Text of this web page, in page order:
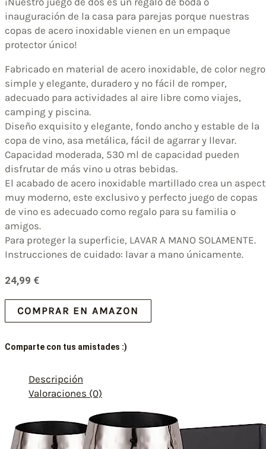
inauguración de la casa para parejas porque nuestras
copas de acero inoxidable vienen en un empaque
protector único!
Fabricado en material de acero inoxidable, de color
simple y elegante, duradero y no fácil de romper,
adecuado para actividades al aire libre como viajes,
camping y piscina.
Diseño exquisito y elegante, fondo ancho y estable de la
copa de vino, asa metálica, fácil de agarrar y llevar.
Capacidad moderada, 530 ml de capacidad pueden
disfrutar de más vino u otras bebidas.
El acabado de acero inoxidable martillado crea un
muy moderno, este exclusivo y perfecto juego de copas
de vino es adecuado como regalo para su familia o
amigos.
Para proteger la superficie, LAVAR A MANO SOLAMENTE.
Instrucciones de cuidado: lavar a mano únicamente.
24,99 €
COMPRAR EN AMAZON
Comparte con tus amistades :)
Descripción
Valoraciones (0)